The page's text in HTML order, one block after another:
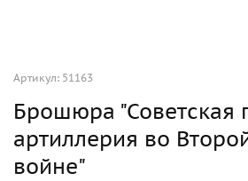
Артикул: 51163
Брошюра "Советская
артиллерия во
войне"